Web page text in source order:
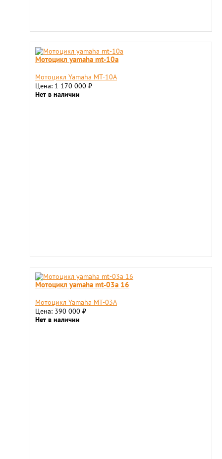
Мотоцикл yamaha mt-10a
Мотоцикл Yamaha MT-10A
Цена: 1 170 000 ₽
Нет в наличии
Мотоцикл yamaha mt-03a 16
Мотоцикл Yamaha MT-03A
Цена: 390 000 ₽
Нет в наличии